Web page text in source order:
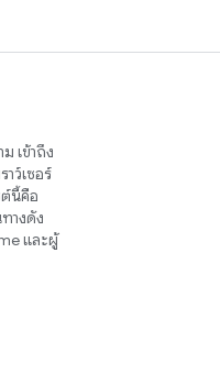
เข้าถึง
าว์เซอร์
นี้คือ
างดัง
และผู้